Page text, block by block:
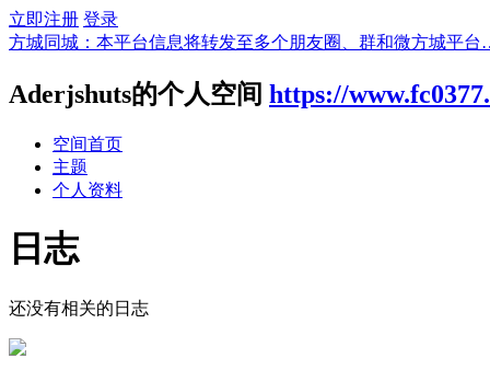
立即注册 登录
方城同城：本平台信息将转发至多个朋友圈、群和微方城平
Aderjshuts的个人空间 https://
空间首页
主题
个人资料
日志
还没有相关的日志